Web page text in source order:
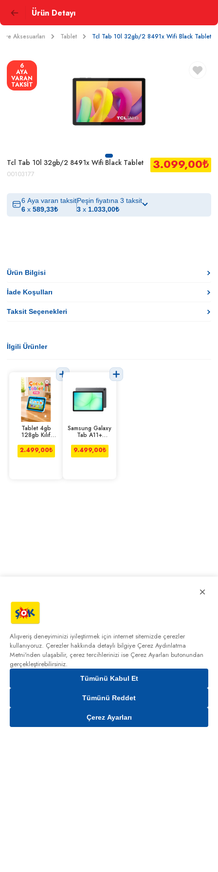
Ürün Detayı
ve Aksesuarları Tablet Tcl Tab 10l 32gb/2 8491x Wifi Black Tablet
6
AYA
VARAN
TAKSİT
Tcl Tab 10l 32gb/2 8491x Wifi Black Tablet
00103177
3.099,00₺
Gelince Haber Ver
6 Aya varan taksit
6 x 589,33₺
Peşin fiyatına 3 taksit
3 x 1.033,00₺
Ürün Bilgisi
İade Koşulları
Taksit Seçenekleri
İlgili Ürünler
Tablet 4gb
128gb Kılıf
Tableti T15
2.499,00₺
Samsung Galaxy
Tab A11+
Gri Tablet X230
9.499,00₺
×
Alışveriş deneyiminizi iyileştirmek için internet sitemizde çerezler
kullanıyoruz. Çerezler hakkında detaylı bilgiye Çerez Aydınlatma
Metni'nden ulaşabilir, çerez tercihlerinizi ise Çerez Ayarları butonundan
gerçekleştirebilirsiniz.
Tümünü Kabul Et
Tümünü Reddet
Çerez Ayarları